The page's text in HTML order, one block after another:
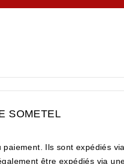
SOMETEL
Ils sont expédiés
être expédiés via